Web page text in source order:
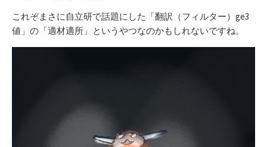
これぞまさに自立研で話題にした「翻訳（フィルター）ge3
値」の「適材適所」というやつなのかもしれないですね。